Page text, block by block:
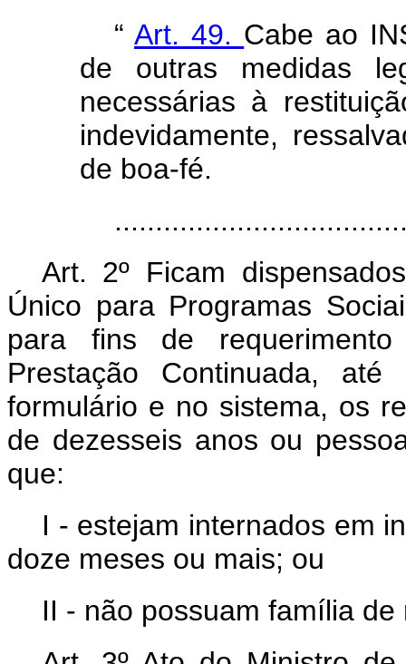
“ Art. 49. Cabe ao
de outras medidas
necessárias à
indevidamente,
de boa-fé.
Art. 2º Ficam
Único para Programas
para fins de
Prestação Continuada,
formulário e no sistema, os
de dezesseis anos ou
que:
I - estejam internados em
doze meses ou mais; ou
II - não possuam família de